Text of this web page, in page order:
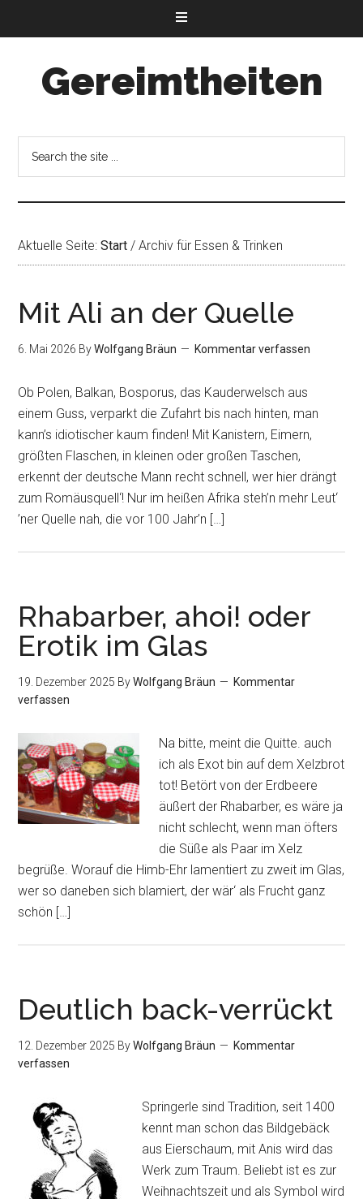
Gereimtheiten
Aktuelle Seite:Start / Archiv für Essen & Trinken
Mit Ali an der Quelle
6. Mai 2026 ByWolfgang Bräun Kommentar verfassen
Ob Polen, Balkan, Bosporus, das Kauderwelsch aus
einem Guss, verparkt die Zufahrt bis nach hinten, man
kann’s idiotischer kaum finden! Mit Kanistern, Eimern,
größten Flaschen, in kleinen oder großen Taschen,
erkennt der deutsche Mann recht schnell, wer hier drängt
zum Romäusquell‘! Nur im heißen Afrika steh’n mehr Leut‘
’ner Quelle nah, die vor 100 Jahr’n […]
Rhabarber, ahoi! oder
Erotik im Glas
19. Dezember 2025 ByWolfgang Bräun
Kommentar
verfassen
Na bitte, meint die Quitte. auch
ich als Exot bin auf dem Xelzbrot
tot! Betört von der Erdbeere
äußert der Rhabarber, es wäre ja
nicht schlecht, wenn man öfters
die Süße als Paar im Xelz
begrüße. Worauf die Himb-Ehr lamentiert zu zweit im Glas,
wer so daneben sich blamiert, der wär‘ als Frucht ganz
schön […]
Deutlich back-verrückt
12. Dezember 2025 ByWolfgang Bräun
Kommentar
verfassen
Springerle sind Tradition, seit 1400
kennt man schon das Bildgebäck
aus Eierschaum, mit Anis wird das
Werk zum Traum. Beliebt ist es zur
Weihnachtszeit und als Symbol wird